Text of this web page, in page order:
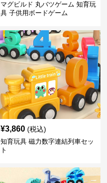
マグビルド 丸バツゲーム 知育玩
具 子供用ボードゲーム
¥3,860 (税込)
知育玩具 磁力数字連結列車セッ
ト